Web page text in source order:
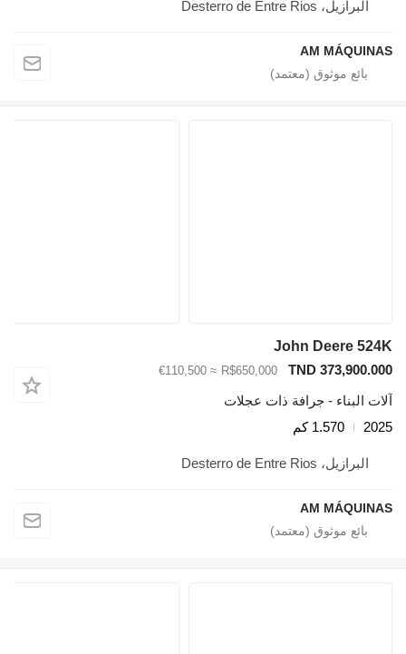
البرازيل، Desterro de Entre Rios
AM MÁQUINAS
John Deere 524K
TND 373,900.000
R$650,000
≈ €110,500
آلات البناء - جرافة ذات عجلات
2025
1.570 كم
البرازيل، Desterro de Entre Rios
AM MÁQUINAS